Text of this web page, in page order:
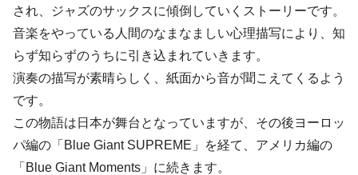
され、ジャズのサックスに傾倒していくストーリーです。
音楽をやっている人間のなまなましい心理描写により、知
らず知らずのうちに引き込まれていきます。
演奏の描写が素晴らしく、紙面から音が聞こえてくるよう
です。
この物語は日本が舞台となっていますが、その後ヨーロッ
パ編の「Blue Giant SUPREME」を経て、アメリカ編の
「Blue Giant Moments」に続きます。